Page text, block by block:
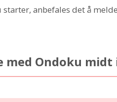
anbefales det å
med Ondoku midt